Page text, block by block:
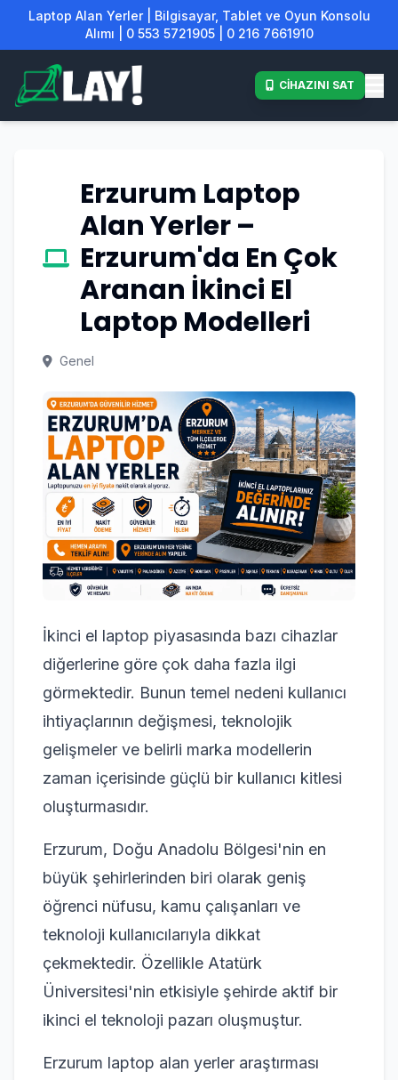
Laptop Alan Yerler | Bilgisayar, Tablet ve Oyun Konsolu
Alımı | 0 553 5721905 | 0 216 7661910
CİHAZINI SAT
Erzurum Laptop
Alan Yerler –
Erzurum'da En Çok
Aranan İkinci El
Laptop Modelleri
Genel
İkinci el laptop piyasasında bazı cihazlar
diğerlerine göre çok daha fazla ilgi
görmektedir. Bunun temel nedeni kullanıcı
ihtiyaçlarının değişmesi, teknolojik
gelişmeler ve belirli marka modellerin
zaman içerisinde güçlü bir kullanıcı kitlesi
oluşturmasıdır.
Erzurum, Doğu Anadolu Bölgesi'nin en
büyük şehirlerinden biri olarak geniş
öğrenci nüfusu, kamu çalışanları ve
teknoloji kullanıcılarıyla dikkat
çekmektedir. Özellikle Atatürk
Üniversitesi'nin etkisiyle şehirde aktif bir
ikinci el teknoloji pazarı oluşmuştur.
Erzurum laptop alan yerler araştırması